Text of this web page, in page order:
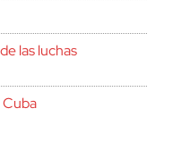
las luchas
Cuba